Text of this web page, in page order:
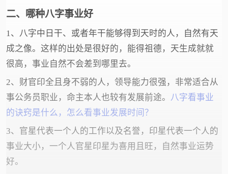
二、哪种八字事业好
1、八字中日干、或者年干能够得到天时的人，自然有天
成之像。这样的出处是很好的，能得祖德，天生成就就
很高，事业自然不会差到哪里去。
2、财官印全且身不弱的人，领导能力很强，非常适合从
事公务员职业，命主本人也较有发展前途。
八字看事业
的诀窍是什么，怎么看事业发展时间？
3、官星代表一个人的工作以及名誉，印星代表一个人的
事业大小，一个人官星印星为喜用且旺，自然事业运势
好。